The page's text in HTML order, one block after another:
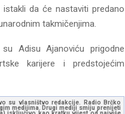
da će nastaviti predano
takmičenjima.
Adisu Ajanoviću prigodne
karijere i predstojećim
su vlasništvo redakcije. Radio Brčko
medijima. Drugi mediji smiju prenijeti